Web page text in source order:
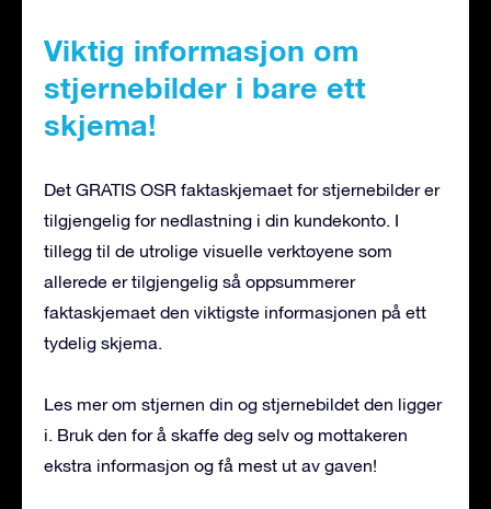
Viktig informasjon om
stjernebilder i bare ett
skjema!
Det GRATIS OSR faktaskjemaet for stjernebilder er
tilgjengelig for nedlastning i din kundekonto. I
tillegg til de utrolige visuelle verktøyene som
allerede er tilgjengelig så oppsummerer
faktaskjemaet den viktigste informasjonen på ett
tydelig skjema.
Les mer om stjernen din og stjernebildet den ligger
i. Bruk den for å skaffe deg selv og mottakeren
ekstra informasjon og få mest ut av gaven!